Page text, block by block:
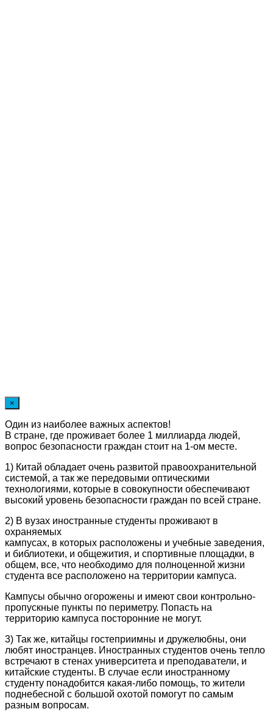
×
Один из наиболее важных аспектов!
В стране, где проживает более 1 миллиарда людей,
вопрос безопасности граждан стоит на 1-ом месте.
1) Китай обладает очень развитой правоохранительной
системой, а так же передовыми оптическими
технологиями, которые в совокупности обеспечивают
высокий уровень безопасности граждан по всей стране.
2) В вузах иностранные студенты проживают в
охраняемых
кампусах, в которых расположены и учебные заведения,
и библиотеки, и общежития, и спортивные площадки, в
общем, все, что необходимо для полноценной жизни
студента все расположено на территории кампуса.
Кампусы обычно огорожены и имеют свои контрольно-
пропускные пункты по периметру. Попасть на
территорию кампуса посторонние не могут.
3) Так же, китайцы гостеприимны и дружелюбны, они
любят иностранцев. Иностранных студентов очень тепло
встречают в стенах университета и преподаватели, и
китайские студенты. В случае если иностранному
студенту понадобится какая-либо помощь, то жители
поднебесной с большой охотой помогут по самым
разным вопросам.